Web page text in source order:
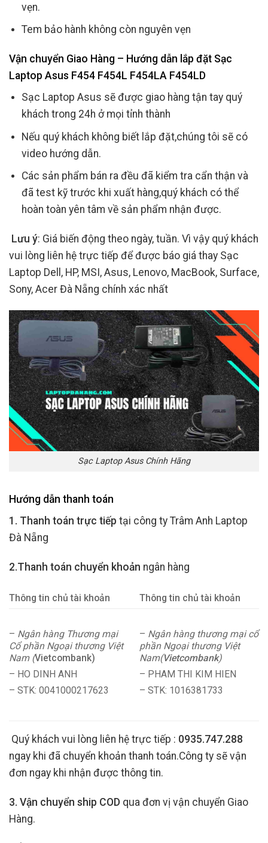
vẹn.
Tem bảo hành không còn nguyên vẹn
Vận chuyển Giao Hàng – Hướng dẫn lắp đặt Sạc
Laptop Asus F454 F454L F454LA F454LD
Sạc Laptop Asus sẽ được giao hàng tận tay quý
khách trong 24h ở mọi tỉnh thành
Nếu quý khách không biết lắp đặt,chúng tôi sẽ có
video hướng dẫn.
Các sản phẩm bán ra đều đã kiểm tra cẩn thận và
đã test kỹ trước khi xuất hàng,quý khách có thể
hoàn toàn yên tâm về sản phẩm nhận được.
Lưu ý: Giá biến động theo ngày, tuần. Vì vậy quý khách
vui lòng liên hệ trực tiếp để được báo giá thay Sạc
Laptop Dell, HP, MSI, Asus, Lenovo, MacBook, Surface,
Sony, Acer Đà Nẵng chính xác nhất
Sạc Laptop Asus Chính Hãng
Hướng dẫn thanh toán
1. Thanh toán trực tiếp tại công ty Trâm Anh Laptop
Đà Nẵng
2.Thanh toán chuyển khoản ngân hàng
Thông tin chủ tài khoản Thông tin chủ tài khoản
– Ngân hàng Thương mại
Cổ phần Ngoại thương Việt
Nam (Vietcombank)
– HO DINH ANH
– STK: 0041000217623
– Ngân hàng thương mại cổ
phần Ngoại thương Việt
Nam(Vietcombank)
– PHAM THI KIM HIEN
– STK: 1016381733
Quý khách vui lòng liên hệ trực tiếp : 0935.747.288
ngay khi đã chuyển khoản thanh toán.Công ty sẽ vận
đơn ngay khi nhận được thông tin.
3. Vận chuyển ship COD qua đơn vị vận chuyển Giao
Hàng.